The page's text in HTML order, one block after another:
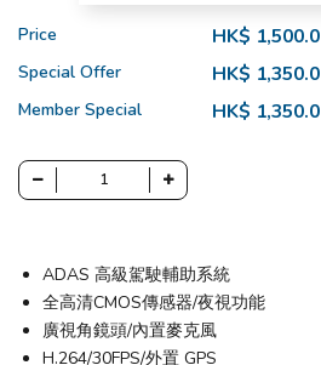
Price HK$ 1,500.0
Special Offer HK$ 1,350.0
Member Special HK$ 1,350.0
ADAS 高級駕駛輔助系統
全高清CMOS傳感器/夜視功能
廣視角鏡頭/內置麥克風
H.264/30FPS/外置 GPS